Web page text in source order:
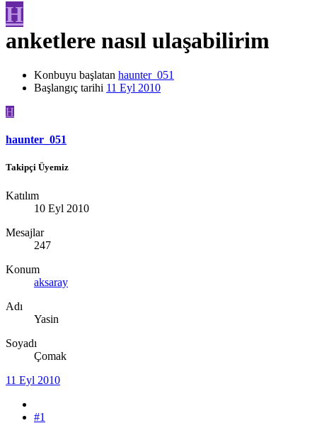
H
anketlere nasıl ulaşabilirim
Konbuyu başlatan haunter_051
Başlangıç tarihi 11 Eyl 2010
H
haunter_051
Takipçi Üyemiz
Katılım
10 Eyl 2010
Mesajlar
247
Konum
aksaray
Adı
Yasin
Soyadı
Çomak
11 Eyl 2010
#1